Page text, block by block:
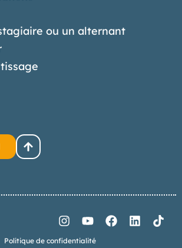
ou un alternant
Politique de confidentialité